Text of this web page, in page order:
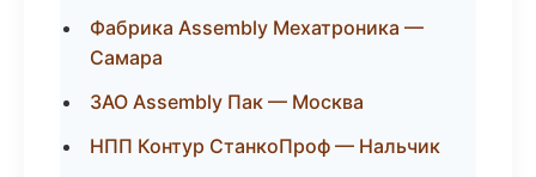
Фабрика Assembly Мехатроника —
Самара
ЗАО Assembly Пак — Москва
НПП Контур СтанкоПроф — Нальчик